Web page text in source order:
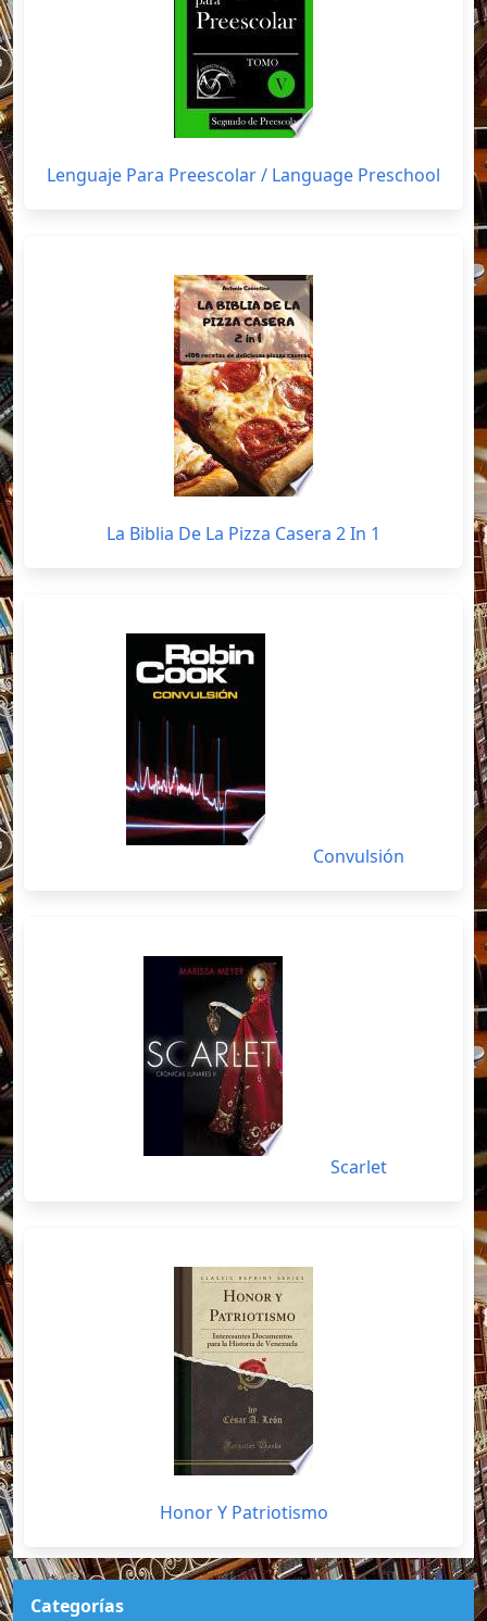
Lenguaje Para Preescolar / Language Preschool
La Biblia De La Pizza Casera 2 In 1
Convulsión
Scarlet
Honor Y Patriotismo
Categorías